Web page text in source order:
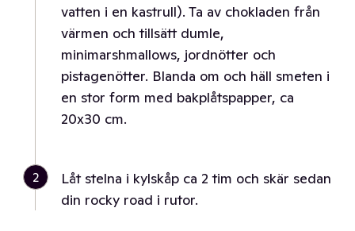
vatten i en kastrull). Ta av chokladen från
värmen och tillsätt dumle,
minimarshmallows, jordnötter och
pistagenötter. Blanda om och häll smeten i
en stor form med bakplåtspapper, ca
20x30 cm.
2
Låt stelna i kylskåp ca 2 tim och skär sedan
din rocky road i rutor.